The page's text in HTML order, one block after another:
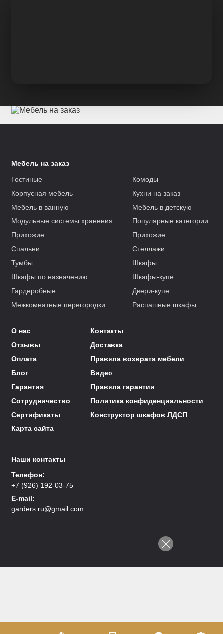
Мебель на заказ
Гостиные
Комоды
Корпусная мебель
Кухни на заказ
Мебель в ванную
Мебель в детскую
Модульные системы хранения
Популярные категории
Прихожие
Прихожие
Спальни
Стеллажи
Тумбы
Шкафы
Шкафы по назначению
Шкафы-купе
Гардеробные
Двери-купе
Межкомнатные перегородки
Распашные шкафы
О нас
Контакты
Отзывы
Доставка
Оплата
Правила возврата мебели
Блог
Видео
Гарантия
Правила гарантии
Сотрудничество
Политика конфиденциальности
Сертификаты
Конструктор шкафов ЛДСП
Карта сайта
Наши контакты
Телефон:
+7 (926) 192-03-75
E-mail:
garders.ru@gmail.com